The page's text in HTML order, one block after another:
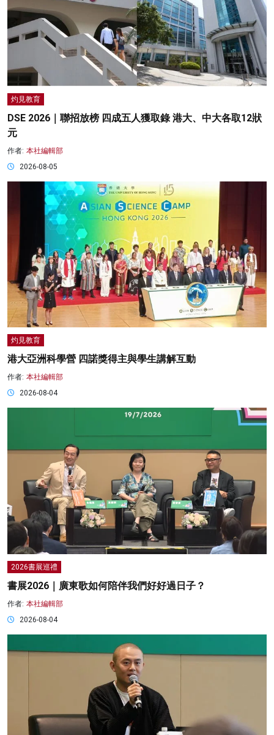
灼見教育
DSE 2026｜聯招放榜 四成五人獲取錄 港大、中大各取12狀
元
作者: 本社編輯部
2026-08-05
灼見教育
港大亞洲科學營 四諾獎得主與學生講解互動
作者: 本社編輯部
2026-08-04
2026書展巡禮
書展2026｜廣東歌如何陪伴我們好好過日子？
作者: 本社編輯部
2026-08-04